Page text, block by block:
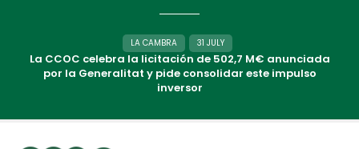
LA CAMBRA 31 JULY
La CCOC celebra la licitación de 502,7 M€ anunciada
por la Generalitat y pide consolidar este impulso
inversor